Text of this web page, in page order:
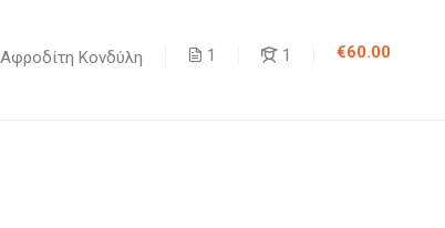
Αφροδίτη Κονδύλη 1 1 €60.00